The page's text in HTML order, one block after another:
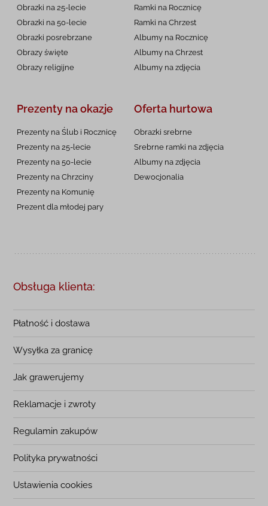
Obrazki na 25-lecie
Obrazki na 50-lecie
Obrazki posrebrzane
Obrazy święte
Obrazy religijne
Ramki na Rocznicę
Ramki na Chrzest
Albumy na Rocznicę
Albumy na Chrzest
Albumy na zdjęcia
Prezenty na okazje
Prezenty na Ślub i Rocznicę
Prezenty na 25-lecie
Prezenty na 50-lecie
Prezenty na Chrzciny
Prezenty na Komunię
Prezent dla młodej pary
Oferta hurtowa
Obrazki srebrne
Srebrne ramki na zdjęcia
Albumy na zdjęcia
Dewocjonalia
Obsługa klienta:
Płatność i dostawa
Wysyłka za granicę
Jak grawerujemy
Reklamacje i zwroty
Regulamin zakupów
Polityka prywatności
Ustawienia cookies